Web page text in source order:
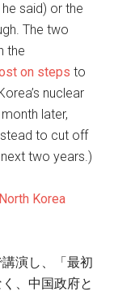
he said) or the
The two
the
on steps to
nuclear
later,
to cut off
two years.)
Korea
演し、「最初
、中国政府と